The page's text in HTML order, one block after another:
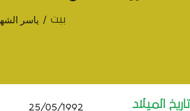
بيت ياسر
تاريخ الميلاد 25/05/1992